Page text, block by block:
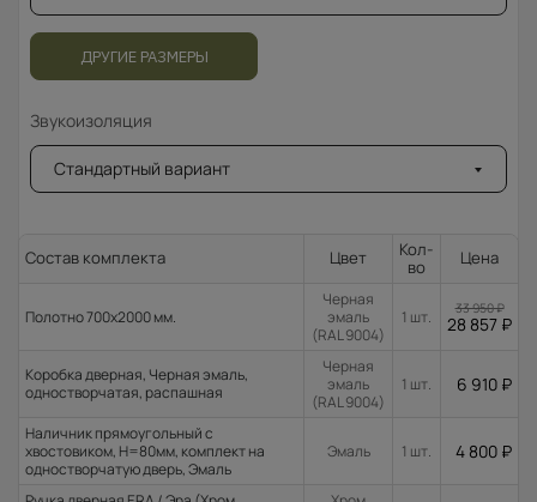
ДРУГИЕ РАЗМЕРЫ
Звукоизоляция
Стандартный вариант
Состав комплекта Цвет
Кол-
во
Цена
Полотно 700x2000 мм.
Черная
эмаль
(RAL 9004)
1 шт. 33 950₽
28 857 ₽
Коробка дверная, Черная эмаль,
одностворчатая, распашная
Черная
эмаль
(RAL 9004)
1 шт. 6 910 ₽
Наличник прямоугольный с
хвостовиком, H=80мм, комплект на
одностворчатую дверь, Эмаль
Эмаль 1 шт. 4 800 ₽